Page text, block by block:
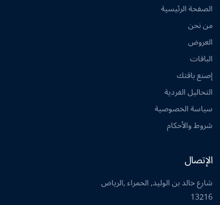
الصفحة الرئيسية
من نحن
العروض
الباقات
إصنع باقتك
التحاليل الفردية
سياسة الخصوصية
شروط والأحكام
الإتصال
شارع خالد بن الوليد, الحمراء ,الرياض
13216